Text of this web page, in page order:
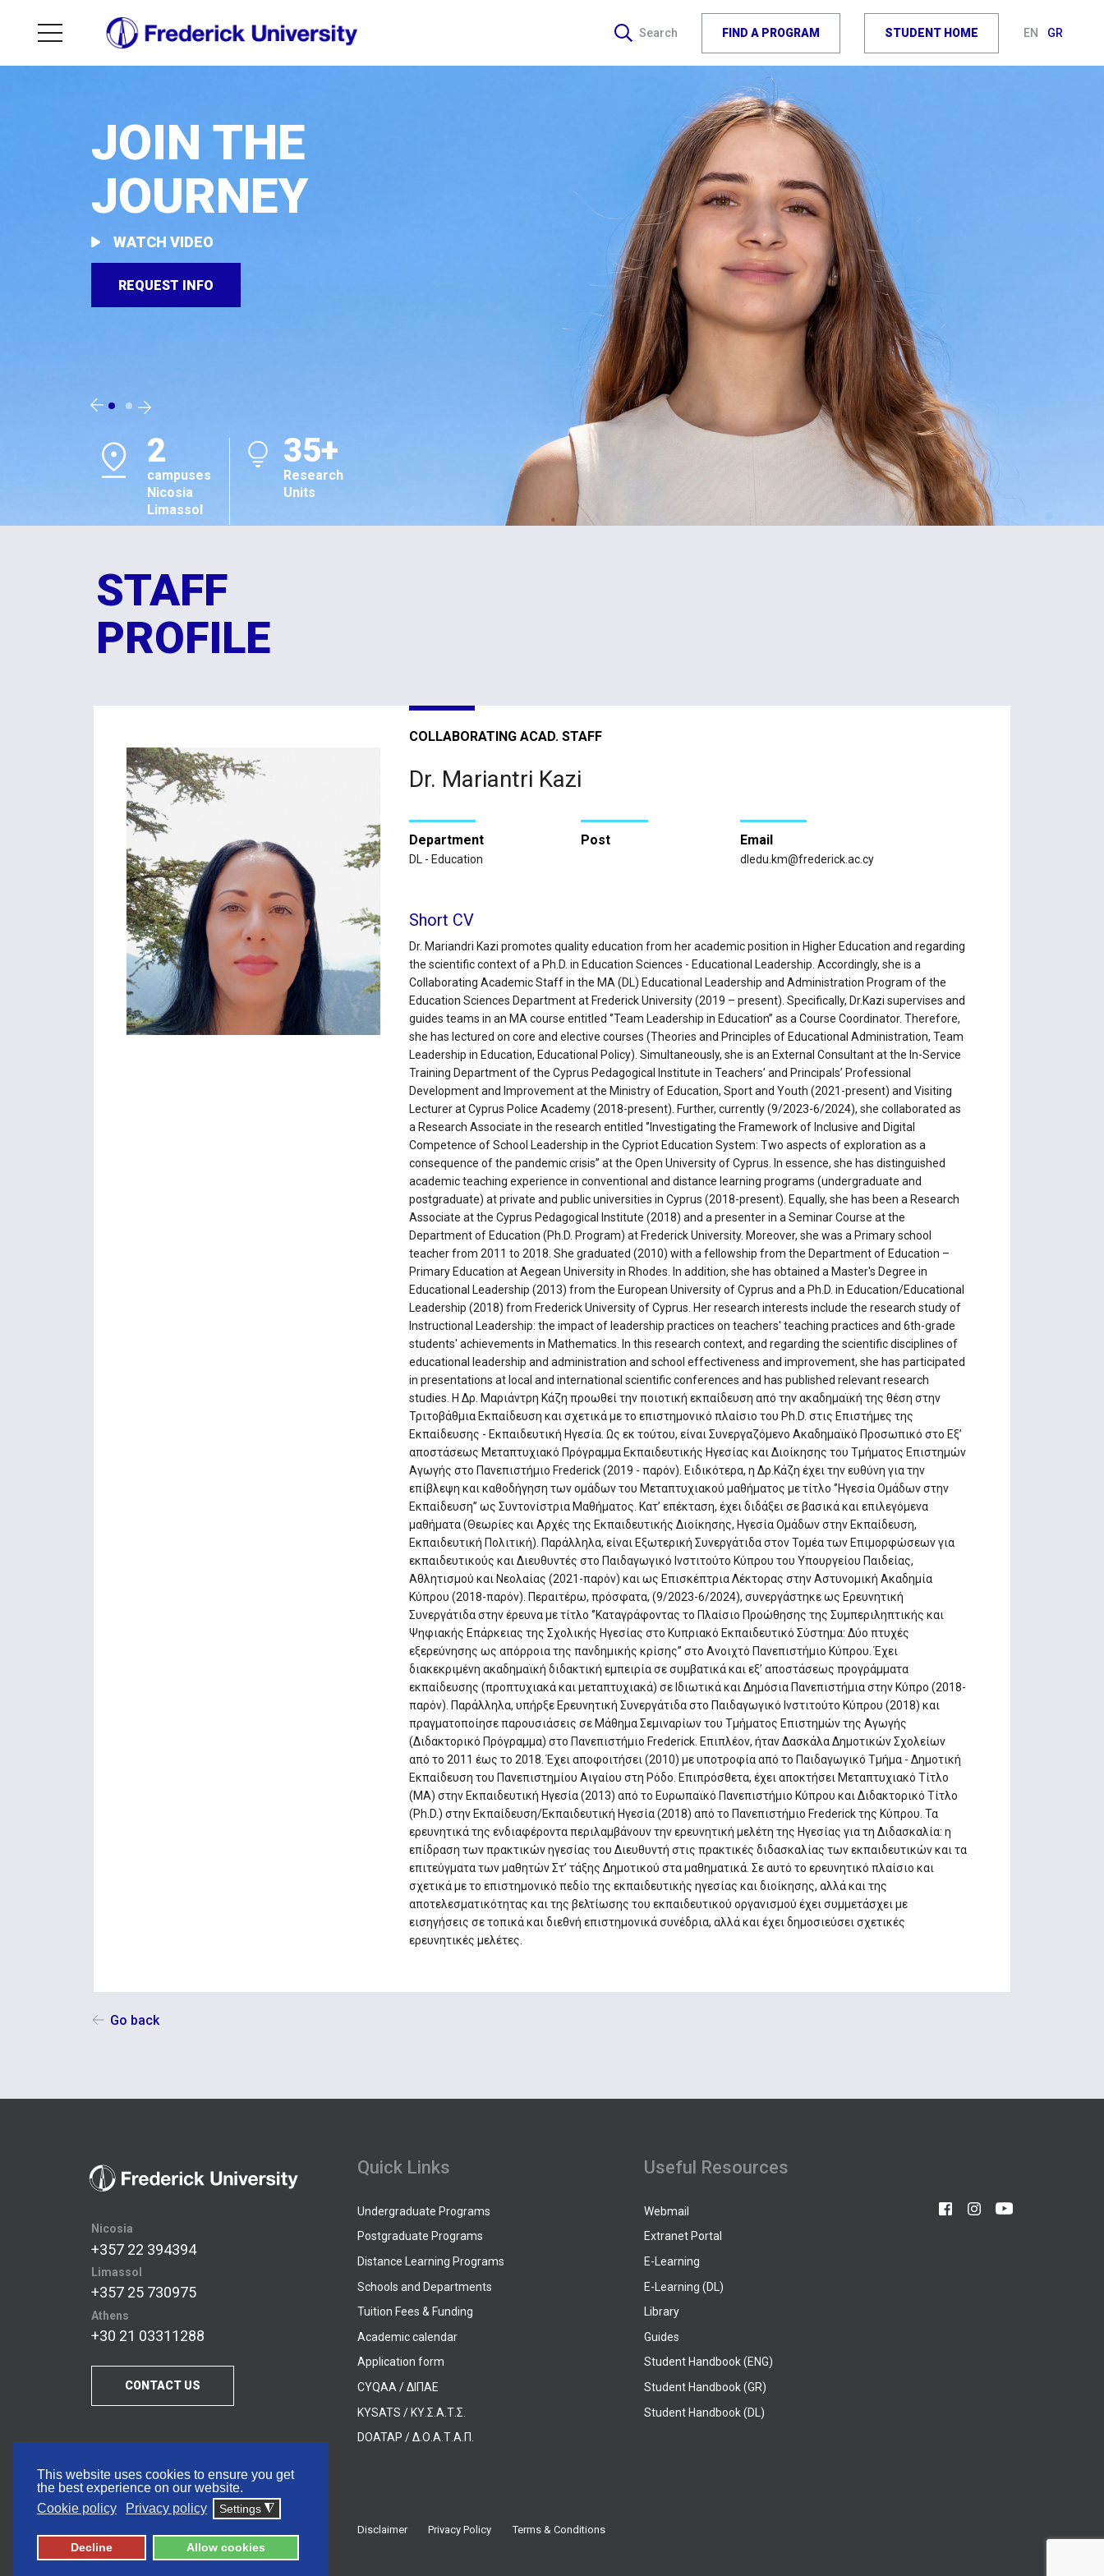
This website uses cookies to ensure you get
the best experience on our website.
Cookie policy
Privacy policy Settings ◮
Decline Allow cookies
Search FIND A PROGRAM STUDENT HOME EN GR
JOIN THE
JOURNEY
WATCH VIDEO
REQUEST INFO
2
campuses
Nicosia
Limassol
35+
Research
Units
#1
in Cyprus
Sustainability
Ratings 2026
Ratings 2026
5
Schools
STAFF
PROFILE
COLLABORATING ACAD. STAFF
Dr. Mariantri Kazi
Department
DL - Education
Post Email
dledu.km@frederick.ac.cy
Short CV
Dr. Mariandri Kazi promotes quality education from her academic position in Higher Education and regarding
the scientific context of a Ph.D. in Education Sciences - Educational Leadership. Accordingly, she is a
Collaborating Academic Staff in the MA (DL) Educational Leadership and Administration Program of the
Education Sciences Department at Frederick University (2019 – present). Specifically, Dr.Kazi supervises and
guides teams in an MA course entitled ‘’Team Leadership in Education’’ as a Course Coordinator. Therefore,
she has lectured on core and elective courses (Theories and Principles of Educational Administration, Team
Leadership in Education, Educational Policy). Simultaneously, she is an External Consultant at the In-Service
Training Department of the Cyprus Pedagogical Institute in Teachers’ and Principals’ Professional
Development and Improvement at the Ministry of Education, Sport and Youth (2021-present) and Visiting
Lecturer at Cyprus Police Academy (2018-present). Further, currently (9/2023-6/2024), she collaborated as
a Research Associate in the research entitled ‘’Investigating the Framework of Inclusive and Digital
Competence of School Leadership in the Cypriot Education System: Two aspects of exploration as a
consequence of the pandemic crisis’’ at the Open University of Cyprus. In essence, she has distinguished
academic teaching experience in conventional and distance learning programs (undergraduate and
postgraduate) at private and public universities in Cyprus (2018-present). Equally, she has been a Research
Associate at the Cyprus Pedagogical Institute (2018) and a presenter in a Seminar Course at the
Department of Education (Ph.D. Program) at Frederick University. Moreover, she was a Primary school
teacher from 2011 to 2018. She graduated (2010) with a fellowship from the Department of Education –
Primary Education at Aegean University in Rhodes. In addition, she has obtained a Master's Degree in
Educational Leadership (2013) from the European University of Cyprus and a Ph.D. in Education/Educational
Leadership (2018) from Frederick University of Cyprus. Her research interests include the research study of
Instructional Leadership: the impact of leadership practices on teachers' teaching practices and 6th-grade
students' achievements in Mathematics. In this research context, and regarding the scientific disciplines of
educational leadership and administration and school effectiveness and improvement, she has participated
in presentations at local and international scientific conferences and has published relevant research
studies. Η Δρ. Μαριάντρη Κάζη προωθεί την ποιοτική εκπαίδευση από την ακαδημαϊκή της θέση στην
Τριτοβάθμια Εκπαίδευση και σχετικά με το επιστημονικό πλαίσιο του Ph.D. στις Επιστήμες της
Εκπαίδευσης - Εκπαιδευτική Ηγεσία. Ως εκ τούτου, είναι Συνεργαζόμενο Ακαδημαϊκό Προσωπικό στο Εξ’
αποστάσεως Μεταπτυχιακό Πρόγραμμα Εκπαιδευτικής Ηγεσίας και Διοίκησης του Τμήματος Επιστημών
Αγωγής στο Πανεπιστήμιο Frederick (2019 - παρόν). Ειδικότερα, η Δρ.Κάζη έχει την ευθύνη για την
επίβλεψη και καθοδήγηση των ομάδων του Μεταπτυχιακού μαθήματος με τίτλο ‘’Ηγεσία Ομάδων στην
Εκπαίδευση’’ ως Συντονίστρια Μαθήματος. Κατ’ επέκταση, έχει διδάξει σε βασικά και επιλεγόμενα
μαθήματα (Θεωρίες και Αρχές της Εκπαιδευτικής Διοίκησης, Ηγεσία Ομάδων στην Εκπαίδευση,
Εκπαιδευτική Πολιτική). Παράλληλα, είναι Εξωτερική Συνεργάτιδα στον Τομέα των Επιμορφώσεων για
εκπαιδευτικούς και Διευθυντές στο Παιδαγωγικό Ινστιτούτο Κύπρου του Υπουργείου Παιδείας,
Αθλητισμού και Νεολαίας (2021-παρόν) και ως Επισκέπτρια Λέκτορας στην Αστυνομική Ακαδημία
Κύπρου (2018-παρόν). Περαιτέρω, πρόσφατα, (9/2023-6/2024), συνεργάστηκε ως Ερευνητική
Συνεργάτιδα στην έρευνα με τίτλο ‘’Καταγράφοντας το Πλαίσιο Προώθησης της Συμπεριληπτικής και
Ψηφιακής Επάρκειας της Σχολικής Ηγεσίας στο Κυπριακό Εκπαιδευτικό Σύστημα: Δύο πτυχές
εξερεύνησης ως απόρροια της πανδημικής κρίσης’’ στο Ανοιχτό Πανεπιστήμιο Κύπρου. Έχει
διακεκριμένη ακαδημαϊκή διδακτική εμπειρία σε συμβατικά και εξ’ αποστάσεως προγράμματα
εκπαίδευσης (προπτυχιακά και μεταπτυχιακά) σε Ιδιωτικά και Δημόσια Πανεπιστήμια στην Κύπρο (2018-
παρόν). Παράλληλα, υπήρξε Ερευνητική Συνεργάτιδα στο Παιδαγωγικό Ινστιτούτο Κύπρου (2018) και
πραγματοποίησε παρουσιάσεις σε Μάθημα Σεμιναρίων του Τμήματος Επιστημών της Αγωγής
(Διδακτορικό Πρόγραμμα) στο Πανεπιστήμιο Frederick. Επιπλέον, ήταν Δασκάλα Δημοτικών Σχολείων
από το 2011 έως το 2018. Έχει αποφοιτήσει (2010) με υποτροφία από το Παιδαγωγικό Τμήμα - Δημοτική
Εκπαίδευση του Πανεπιστημίου Αιγαίου στη Ρόδο. Επιπρόσθετα, έχει αποκτήσει Μεταπτυχιακό Τίτλο
(ΜΑ) στην Εκπαιδευτική Ηγεσία (2013) από το Ευρωπαϊκό Πανεπιστήμιο Κύπρου και Διδακτορικό Τίτλο
(Ph.D.) στην Εκπαίδευση/Εκπαιδευτική Ηγεσία (2018) από το Πανεπιστήμιο Frederick της Κύπρου. Τα
ερευνητικά της ενδιαφέροντα περιλαμβάνουν την ερευνητική μελέτη της Ηγεσίας για τη Διδασκαλία: η
επίδραση των πρακτικών ηγεσίας του Διευθυντή στις πρακτικές διδασκαλίας των εκπαιδευτικών και τα
επιτεύγματα των μαθητών Στ’ τάξης Δημοτικού στα μαθηματικά. Σε αυτό το ερευνητικό πλαίσιο και
σχετικά με το επιστημονικό πεδίο της εκπαιδευτικής ηγεσίας και διοίκησης, αλλά και της
αποτελεσματικότητας και της βελτίωσης του εκπαιδευτικού οργανισμού έχει συμμετάσχει με
εισηγήσεις σε τοπικά και διεθνή επιστημονικά συνέδρια, αλλά και έχει δημοσιεύσει σχετικές
ερευνητικές μελέτες.
Go back
Nicosia
+357 22 394394
Limassol
+357 25 730975
Athens
+30 21 03311288
CONTACT US
Quick Links
Undergraduate Programs
Postgraduate Programs
Distance Learning Programs
Schools and Departments
Tuition Fees & Funding
Academic calendar
Application form
CYQAA / ΔΙΠΑΕ
KYSATS / ΚΥ.Σ.Α.Τ.Σ.
DOATAP / Δ.Ο.Α.Τ.Α.Π.
Useful Resources
Webmail
Extranet Portal
E-Learning
E-Learning (DL)
Library
Guides
Student Handbook (ENG)
Student Handbook (GR)
Student Handbook (DL)
© 2026 Frederick University Disclaimer Privacy Policy Terms & Conditions